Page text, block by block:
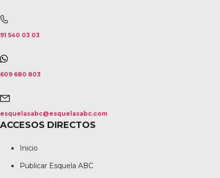
91 540 03 03
609 680 803
esquelasabc@esquelasabc.com
ACCESOS DIRECTOS
Inicio
Publicar Esquela ABC